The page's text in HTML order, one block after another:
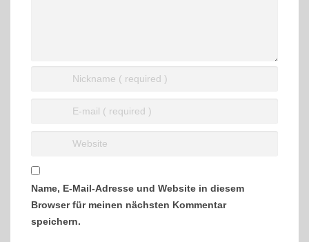
Name, E-Mail-Adresse und Website in diesem
Browser für meinen nächsten Kommentar
speichern.